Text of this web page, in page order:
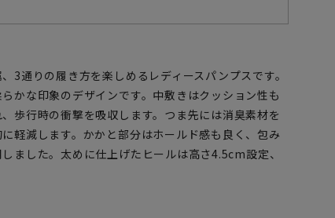
3通りの履き方を楽しめるレディースパンプスです。
かな印象のデザインです。中敷きはクッション性も
歩行時の衝撃を吸収します。つま先には消臭素材を
軽減します。かかと部分はホールド感も良く、包み
ました。太めに仕上げたヒールは高さ4.5cm設定、